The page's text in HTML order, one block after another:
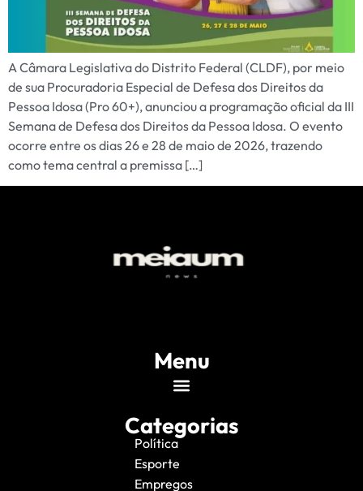
A Câmara Legislativa do Distrito Federal (CLDF), por meio
de sua Procuradoria Especial de Defesa dos Direitos da
Pessoa Idosa (Pro 60+), anunciou a programação oficial da III
Semana de Defesa dos Direitos da Pessoa Idosa. O evento
ocorre entre os dias 26 e 28 de maio de 2026, trazendo
como tema central a premissa […]
Menu
Categorias
Política
Esporte
Empregos